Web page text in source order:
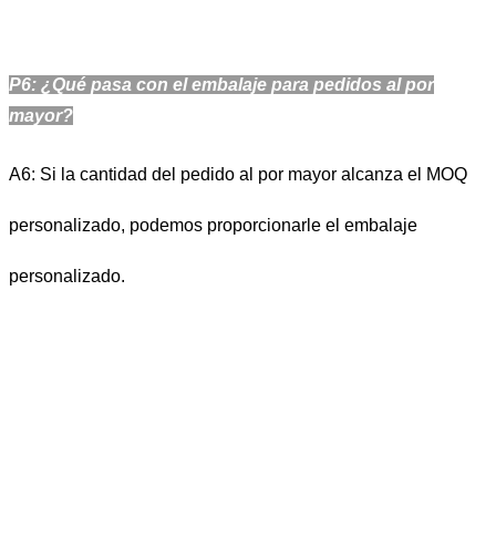
P6: ¿Qué pasa con el embalaje para pedidos al por
mayor?
A6: Si la cantidad del pedido al por mayor alcanza el MOQ
personalizado, podemos proporcionarle el embalaje
personalizado.